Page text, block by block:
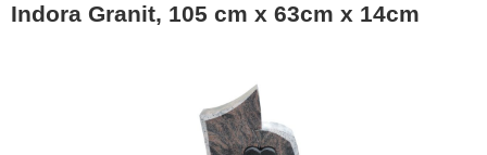
Indora Granit, 105 cm x 63cm x 14cm